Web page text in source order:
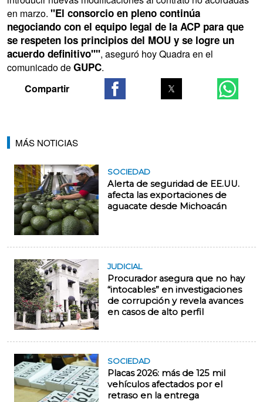
en marzo. "El consorcio en pleno continúa
negociando con el equipo legal de la ACP para que
se respeten los principios del MOU y se logre un
acuerdo definitivo"", aseguró hoy Quadra en el
comunicado deGUPC.
MÁS NOTICIAS
SOCIEDAD
Alerta de seguridad de EE.UU.
afecta las exportaciones de
aguacate desde Michoacán
JUDICIAL
Procurador asegura que no hay
“intocables” en investigaciones
de corrupción y revela avances
en casos de alto perfil
SOCIEDAD
Placas 2026: más de 125 mil
vehículos afectados por el
retraso en la entrega